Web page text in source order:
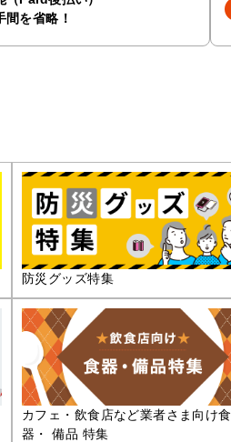
間を省略！
防災グッズ特集
カフェ・飲食店など業者さま向け食
器・ 備品 特集